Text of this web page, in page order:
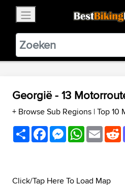
BestBikingRoads
Static Motion3.99
VIEW
Georgië - 13
+ Browse Sub Regions |Top 10
ShareFacebookMessenger
WhatsApp
Email
Click/Tap Here To Load Map